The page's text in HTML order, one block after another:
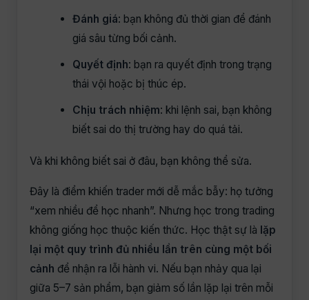
Đánh giá: bạn không đủ thời gian để đánh
giá sâu từng bối cảnh.
Quyết định: bạn ra quyết định trong trạng
thái vội hoặc bị thúc ép.
Chịu trách nhiệm: khi lệnh sai, bạn không
biết sai do thị trường hay do quá tải.
Và khi không biết sai ở đâu, bạn không thể sửa.
Đây là điểm khiến trader mới dễ mắc bẫy: họ tưởng
“xem nhiều để học nhanh”. Nhưng học trong trading
không giống học thuộc kiến thức. Học thật sự là lặp
lại một quy trình đủ nhiều lần trên cùng một bối
cảnh để nhận ra lỗi hành vi. Nếu bạn nhảy qua lại
giữa 5–7 sản phẩm, bạn giảm số lần lặp lại trên mỗi